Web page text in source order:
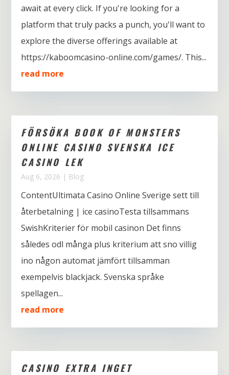
await at every click. If you're looking for a
platform that truly packs a punch, you'll want to
explore the diverse offerings available at
https://kaboomcasino-online.com/games/. This...
read more
FÖRSÖKA BOOK OF MONSTERS
ONLINE CASINO SVENSKA ICE
CASINO LEK
Aug 6, 2026 | Blog
ContentUltimata Casino Online Sverige sett till
återbetalning | ice casinoTesta tillsammans
SwishKriterier för mobil casinon Det finns
således odl många plus kriterium att sno villig
ino någon automat jämfört tillsamman
exempelvis blackjack. Svenska språke
spellagen...
read more
CASINO EXTRA INGET